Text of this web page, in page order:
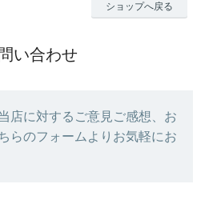
ショップへ戻る
い合わせ
店に対するご意見ご感想、お
らのフォームよりお気軽にお